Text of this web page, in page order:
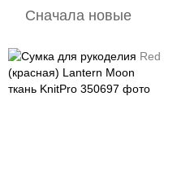
Сначала новые